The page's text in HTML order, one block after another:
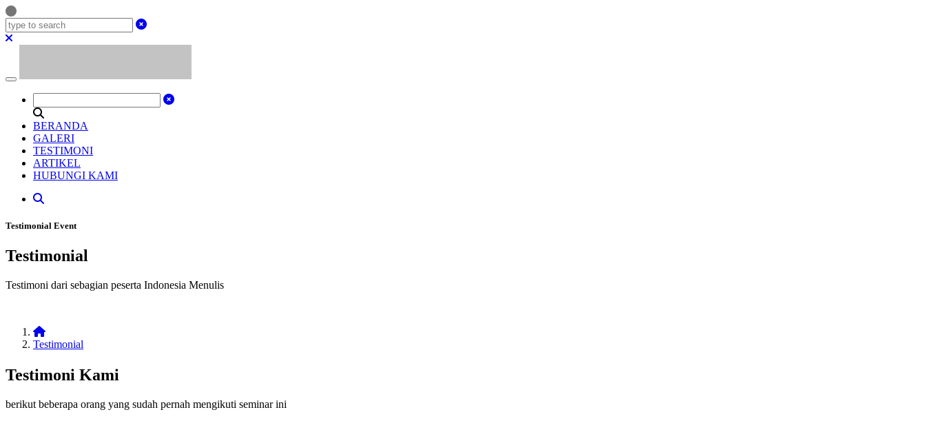
BERANDA
GALERI
TESTIMONI
ARTIKEL
HUBUNGI KAMI
Testimonial Event
Testimonial
Testimoni dari sebagian peserta Indonesia Menulis
Testimonial
Testimoni Kami
berikut beberapa orang yang sudah pernah mengikuti seminar ini